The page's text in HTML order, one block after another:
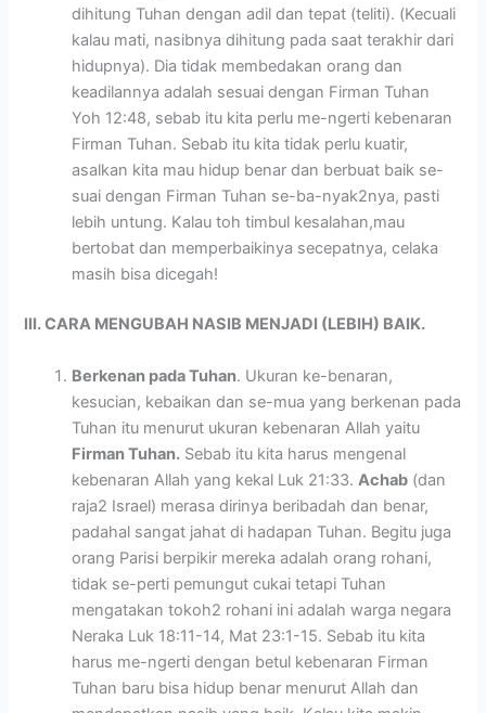
dihitung Tuhan dengan adil dan tepat (teliti). (Kecuali
kalau mati, nasibnya dihitung pada saat terakhir dari
hidupnya). Dia tidak membedakan orang dan
keadilannya adalah sesuai dengan Firman Tuhan
Yoh 12:48, sebab itu kita perlu me-ngerti kebenaran
Firman Tuhan. Sebab itu kita tidak perlu kuatir,
asalkan kita mau hidup benar dan berbuat baik se-
suai dengan Firman Tuhan se-ba-nyak2nya, pasti
lebih untung. Kalau toh timbul kesalahan,mau
bertobat dan memperbaikinya secepatnya, celaka
masih bisa dicegah!
III. CARA MENGUBAH NASIB MENJADI (LEBIH) BAIK.
Berkenan pada Tuhan. Ukuran ke-benaran,
kesucian, kebaikan dan se-mua yang berkenan pada
Tuhan itu menurut ukuran kebenaran Allah yaitu
Firman Tuhan. Sebab itu kita harus mengenal
kebenaran Allah yang kekal Luk 21:33. Achab (dan
raja2 Israel) merasa dirinya beribadah dan benar,
padahal sangat jahat di hadapan Tuhan. Begitu juga
orang Parisi berpikir mereka adalah orang rohani,
tidak se-perti pemungut cukai tetapi Tuhan
mengatakan tokoh2 rohani ini adalah warga negara
Neraka Luk 18:11-14, Mat 23:1-15. Sebab itu kita
harus me-ngerti dengan betul kebenaran Firman
Tuhan baru bisa hidup benar menurut Allah dan